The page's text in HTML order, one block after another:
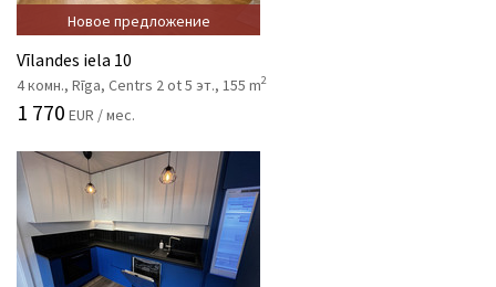
Новое предложение
Vīlandes iela 10
4 комн., Rīga, Centrs 2 ot 5 эт., 155 m2
1 770 EUR / мес.